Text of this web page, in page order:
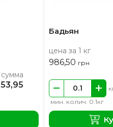
сумма
53,95
Бадьян
цена за 1 кг
986,50 грн
мин. колич. 0.1кг